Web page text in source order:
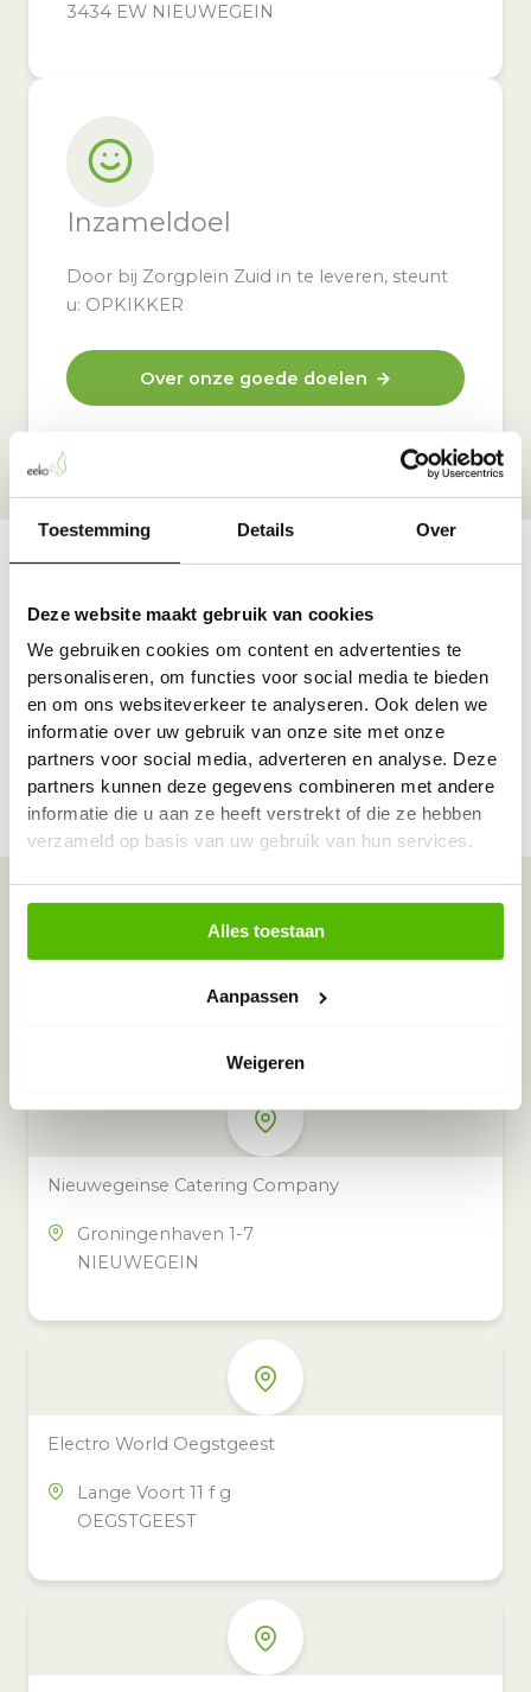
Toestemming Details Over
Deze website maakt gebruik van cookies
We gebruiken cookies om content en advertenties te
personaliseren, om functies voor social media te bieden
en om ons websiteverkeer te analyseren. Ook delen we
informatie over uw gebruik van onze site met onze
partners voor social media, adverteren en analyse. Deze
partners kunnen deze gegevens combineren met andere
informatie die u aan ze heeft verstrekt of die ze hebben
verzameld op basis van uw gebruik van hun services.
Alles toestaan
Aanpassen
Weigeren
3434 EW NIEUWEGEIN
Inzameldoel
Door bij Zorgplein Zuid in te leveren, steunt
u: OPKIKKER
Over onze goede doelen
Vraag & antwoord
De meest voorkomende vragen over onze dienst vind
je hier.
Bekijk alle antwoorden
Meer inzamelpunten in de buurt
inzamelpunten in het hele land,
ook in jouw buurt.
Nieuwegeinse Catering Company
Groningenhaven 1-7
NIEUWEGEIN
Electro World Oegstgeest
Lange Voort 11 f g
OEGSTGEEST